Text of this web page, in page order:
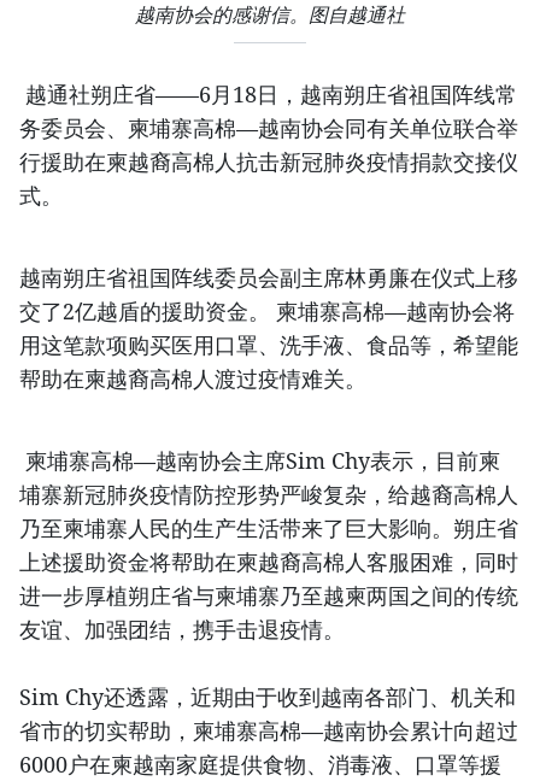
越南协会的感谢信。图自越通社
越通社朔庄省——6月18日，越南朔庄省祖国阵线常
务委员会、柬埔寨高棉—越南协会同有关单位联合举
行援助在柬越裔高棉人抗击新冠肺炎疫情捐款交接仪
式。
越南朔庄省祖国阵线委员会副主席林勇廉在仪式上移
交了2亿越盾的援助资金。 柬埔寨高棉—越南协会将
用这笔款项购买医用口罩、洗手液、食品等，希望能
帮助在柬越裔高棉人渡过疫情难关。
柬埔寨高棉—越南协会主席Sim Chy表示，目前柬
埔寨新冠肺炎疫情防控形势严峻复杂，给越裔高棉人
乃至柬埔寨人民的生产生活带来了巨大影响。朔庄省
上述援助资金将帮助在柬越裔高棉人客服困难，同时
进一步厚植朔庄省与柬埔寨乃至越柬两国之间的传统
友谊、加强团结，携手击退疫情。
Sim Chy还透露，近期由于收到越南各部门、机关和
省市的切实帮助，柬埔寨高棉—越南协会累计向超过
6000户在柬越南家庭提供食物、消毒液、口罩等援